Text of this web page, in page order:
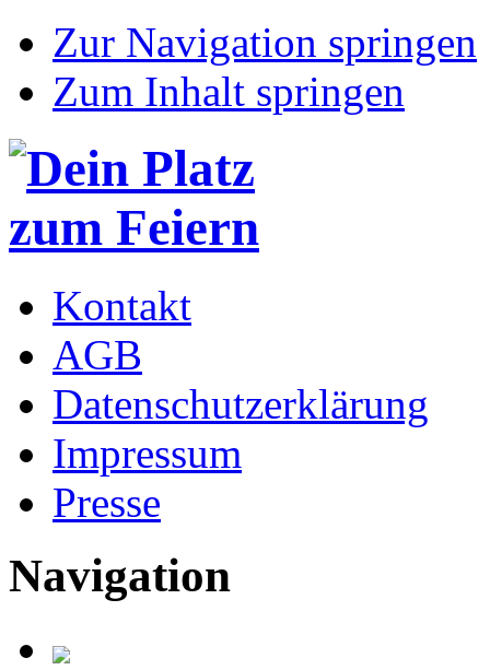
Zur Navigation springen
Zum Inhalt springen
Kontakt
AGB
Datenschutzerklärung
Impressum
Presse
Navigation